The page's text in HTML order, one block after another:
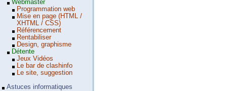
Webmaster
Programmation web
Mise en page (HTML /
XHTML / CSS)
Référencement
Rentabiliser
Design, graphisme
Détente
Jeux Vidéos
Le bar de clashinfo
Le site, suggestion
Astuces informatiques